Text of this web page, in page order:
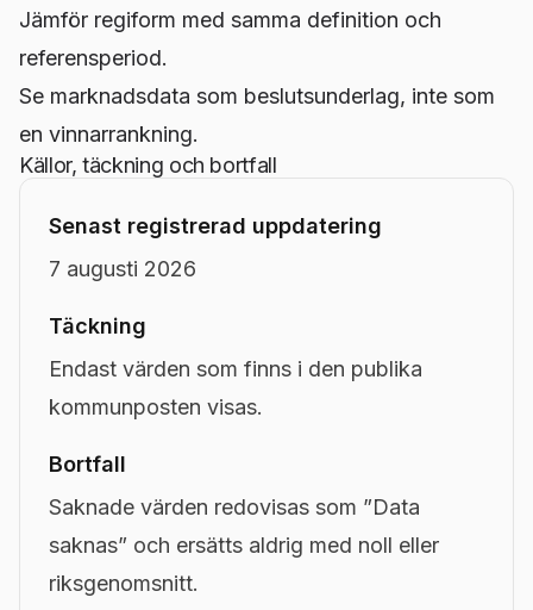
Jämför regiform med samma definition och
referensperiod.
Se marknadsdata som beslutsunderlag, inte som
en vinnarrankning.
Källor, täckning och bortfall
Senast registrerad uppdatering
7 augusti 2026
Täckning
Endast värden som finns i den publika
kommunposten visas.
Bortfall
Saknade värden redovisas som ”Data
saknas” och ersätts aldrig med noll eller
riksgenomsnitt.